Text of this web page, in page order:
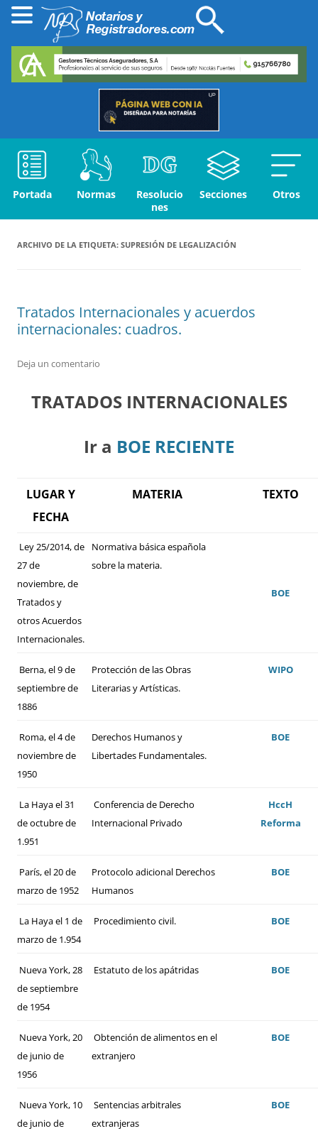
Portada Normas
Resolucio
nes
Secciones Otros
ARCHIVO DE LA ETIQUETA: SUPRESIÓN DE LEGALIZACIÓN
Tratados Internacionales y acuerdos
internacionales: cuadros.
Deja un comentario
TRATADOS INTERNACIONALES
Ir a BOE RECIENTE
LUGAR Y
FECHA
MATERIA TEXTO
Ley 25/2014, de
27 de
noviembre, de
Tratados y
otros Acuerdos
Internacionales.
Normativa básica española
sobre la materia.
BOE
Berna, el 9 de
septiembre de
1886
Protección de las Obras
Literarias y Artísticas.
WIPO
Roma, el 4 de
noviembre de
1950
Derechos Humanos y
Libertades Fundamentales.
BOE
La Haya el 31
de octubre de
1.951
Conferencia de Derecho
Internacional Privado
HccH
Reforma
París, el 20 de
marzo de 1952
Protocolo adicional Derechos
Humanos
BOE
La Haya el 1 de
marzo de 1.954
Procedimiento civil. BOE
Nueva York, 28
de septiembre
de 1954
Estatuto de los apátridas BOE
Nueva York, 20
de junio de
1956
Obtención de alimentos en el
extranjero
BOE
Nueva York, 10
de junio de
Sentencias arbitrales
extranjeras
BOE